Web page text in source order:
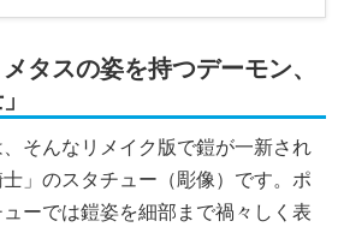
タスの姿を持つデーモン、
そんなリメイク版で鎧が一新され
」のスタチュー（彫像）です。ポ
ーでは鎧姿を細部まで禍々しく表